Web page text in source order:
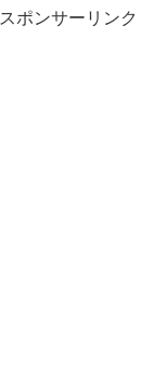
スポンサーリンク